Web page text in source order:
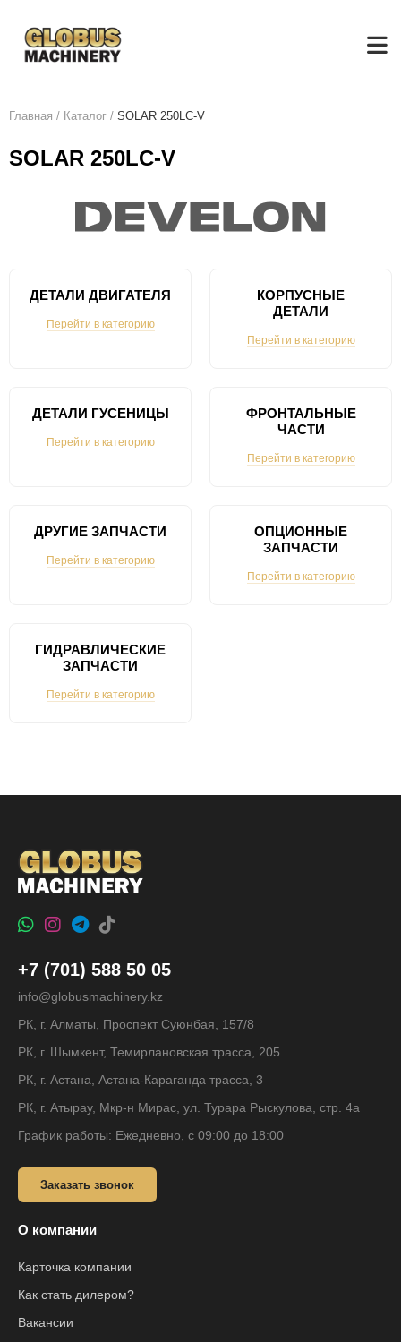
Главная / Каталог / SOLAR 250LC-V
SOLAR 250LC-V
ДЕТАЛИ ДВИГАТЕЛЯ
Перейти в категорию
КОРПУСНЫЕ
ДЕТАЛИ
Перейти в категорию
ДЕТАЛИ ГУСЕНИЦЫ
Перейти в категорию
ФРОНТАЛЬНЫЕ
ЧАСТИ
Перейти в категорию
ДРУГИЕ ЗАПЧАСТИ
Перейти в категорию
ОПЦИОННЫЕ
ЗАПЧАСТИ
Перейти в категорию
ГИДРАВЛИЧЕСКИЕ
ЗАПЧАСТИ
Перейти в категорию
+7 (701) 588 50 05
info@globusmachinery.kz
РК, г. Алматы, Проспект Суюнбая, 157/8
РК, г. Шымкент, Темирлановская трасса, 205
РК, г. Астана, Астана-Караганда трасса, 3
РК, г. Атырау, Мкр-н Мирас, ул. Турара Рыскулова, стр. 4а
График работы: Ежедневно, с 09:00 до 18:00
Заказать звонок
О компании
Карточка компании
Как стать дилером?
Вакансии